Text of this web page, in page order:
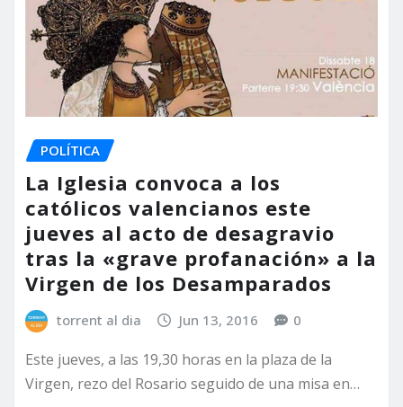
POLÍTICA
La Iglesia convoca a los
católicos valencianos este
jueves al acto de desagravio
tras la «grave profanación» a la
Virgen de los Desamparados
torrent al dia Jun 13, 2016 0
Este jueves, a las 19,30 horas en la plaza de la
Virgen, rezo del Rosario seguido de una misa en…